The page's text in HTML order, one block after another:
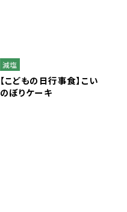
減塩
【こどもの日行事食】こい
のぼりケーキ